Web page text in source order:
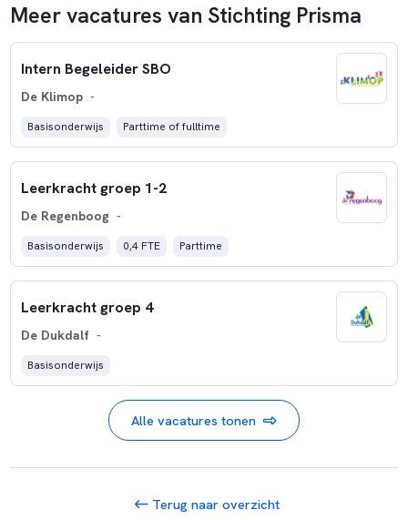
Meer vacatures van Stichting Prisma
Intern Begeleider SBO
De Klimop -
Basisonderwijs Parttime of fulltime
Leerkracht groep 1-2
De Regenboog -
Basisonderwijs 0,4 FTE Parttime
Leerkracht groep 4
De Dukdalf -
Basisonderwijs
Alle vacatures tonen
Terug naar overzicht